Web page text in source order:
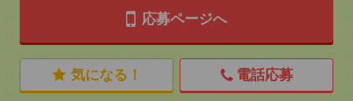
応募ページへ
気になる！ 電話応募